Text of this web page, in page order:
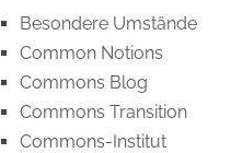
Besondere Umstände
Common Notions
Commons Blog
Commons Transition
Commons-Institut